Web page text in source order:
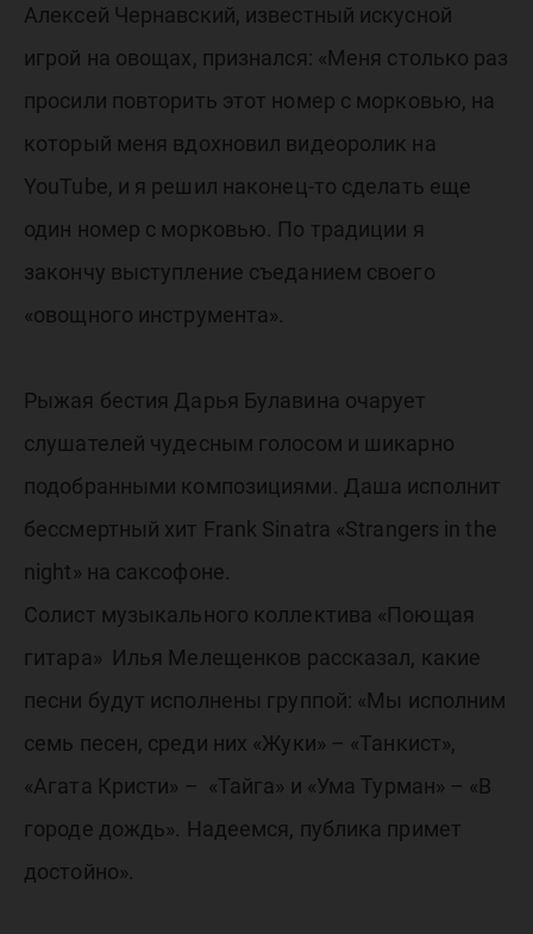
Алексей Чернавский, известный искусной
игрой на овощах, признался: «Меня столько раз
просили повторить этот номер с морковью, на
который меня вдохновил видеоролик на
YouTube, и я решил наконец-то сделать еще
один номер с морковью. По традиции я
закончу выступление съеданием своего
«овощного инструмента».
Рыжая бестия Дарья Булавина очарует
слушателей чудесным голосом и шикарно
подобранными композициями. Даша исполнит
бессмертный хит Frank Sinatra «Strangers in the
night» на саксофоне.
Солист музыкального коллектива «Поющая
гитара» Илья Мелещенков рассказал, какие
песни будут исполнены группой: «Мы исполним
семь песен, среди них «Жуки» – «Танкист»,
«Агата Кристи» – «Тайга» и «Ума Турман» – «В
городе дождь». Надеемся, публика примет
достойно».